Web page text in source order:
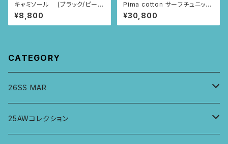
キャミソール (ブラック/ピーコ
ック柄)
¥8,800
Pima cotton サーフチュニック
(レッド・つづきニャンドゥティ柄)
¥30,800
CATEGORY
26SS MAR
トップス
25AWコレクション